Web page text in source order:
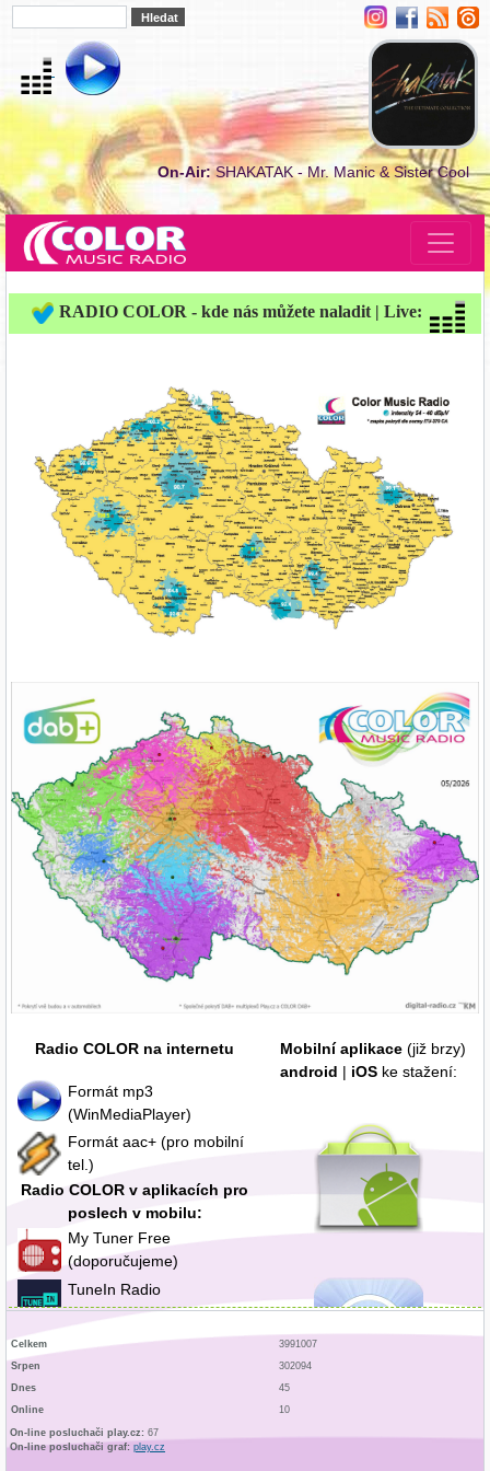
On-Air:SHAKATAK - Mr. Manic & Sister Cool
RADIO COLOR - kde nás můžete naladit | Live:
Radio COLOR na internetu
Formát mp3
(WinMediaPlayer)
Formát aac+ (pro mobilní
tel.)
Radio COLOR v aplikacích pro
poslech v mobilu:
My Tuner Free
(doporučujeme)
TuneIn Radio
(doporučujeme)
CZ Radio App
Mobilní aplikace (již brzy)
android | iOS ke stažení:
Síť FM vysílačů - celá ČR:
Celkem
3991007
Srpen
302094
Dnes
45
Online
10
On-line posluchači play.cz: 67
On-line posluchači graf: play.cz